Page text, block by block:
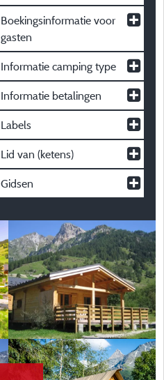
Boekingsinformatie voor
gasten
Informatie camping type
Informatie betalingen
Labels
Lid van (ketens)
Gidsen